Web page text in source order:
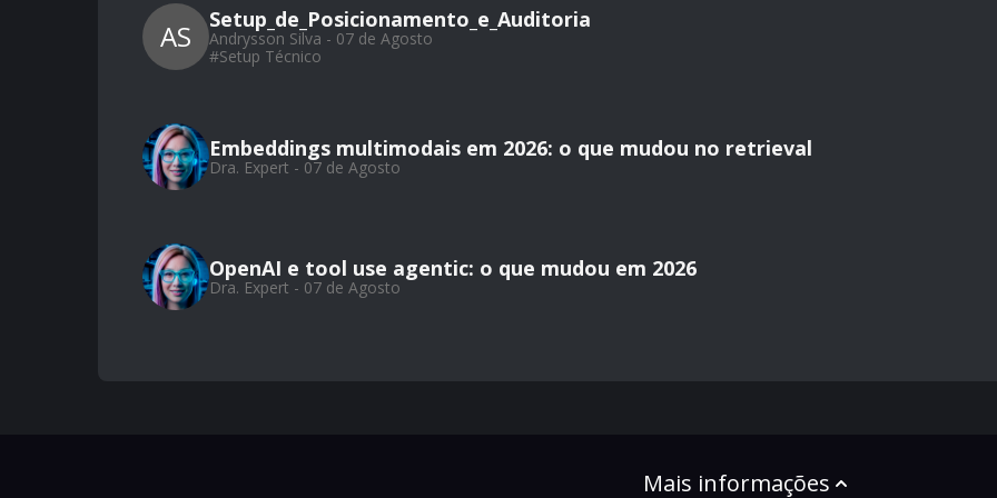
AS Setup_de_Posicionamento_e_Auditoria
Andrysson Silva - 07 de Agosto
#Setup Técnico
Embeddings multimodais em 2026: o que mudou no retrieval
Dra. Expert - 07 de Agosto
OpenAI e tool use agentic: o que mudou em 2026
Dra. Expert - 07 de Agosto
Mais informações